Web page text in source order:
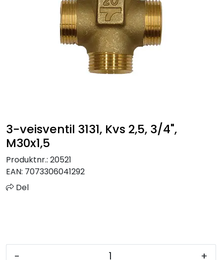
3-veisventil 3131, Kvs 2,5, 3/4",
M30x1,5
Produktnr.: 20521
EAN: 7073306041292
Del
- +
Varmeanlegg
Outlet
Retur/reklamasjon